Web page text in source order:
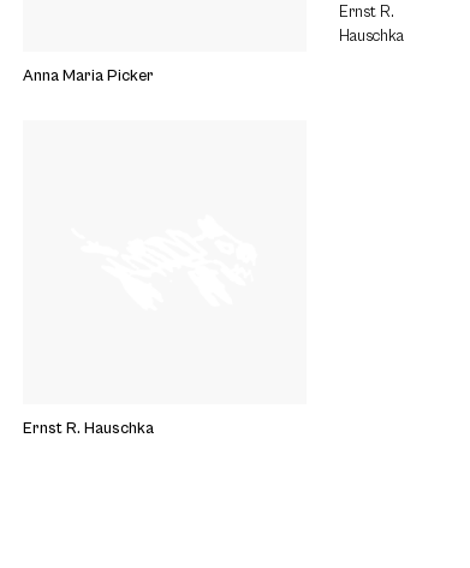
Anna Maria Picker
Ernst R. Hauschka
Ernst R.
Hauschka